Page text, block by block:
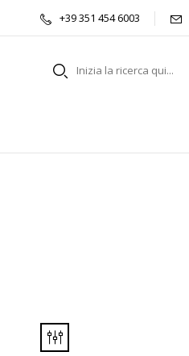
+39 351 454 6003